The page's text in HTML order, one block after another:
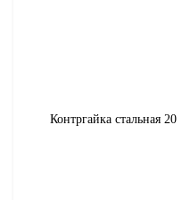
Контргайка стальная 20